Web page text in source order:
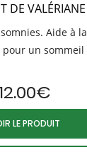
DE VALÉRIANE
Aide à
un
€
LE PRODUIT